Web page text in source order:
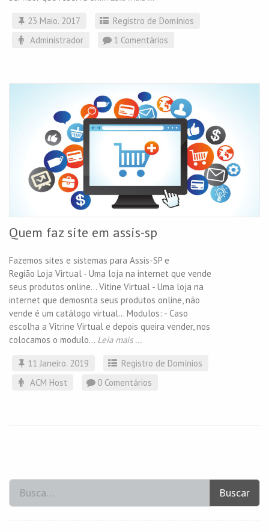
23 Maio. 2017
Registro de Domínios
Administrador
1 Comentários
Quem faz site em assis-sp
Fazemos sites e sistemas para Assis-SP e
Região Loja Virtual - Uma loja na internet que vende
seus produtos online... Vitine Virtual - Uma loja na
internet que demosnta seus produtos online, não
vende é um catálogo virtual... Modulos: - Caso
escolha a Vitrine Virtual e depois queira vender, nos
colocamos o modulo... Leia mais ...
11 Janeiro. 2019
Registro de Domínios
ACM Host
0 Comentários
Buscar